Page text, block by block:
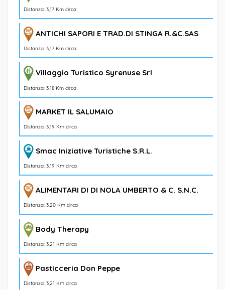
Distanza: 3,17 Km circa
ANTICHI SAPORI E TRAD.DI STINGA R.&C.SAS
Distanza: 3,17 Km circa
Villaggio Turistico Syrenuse Srl
Distanza: 3,18 Km circa
MARKET IL SALUMAIO
Distanza: 3,19 Km circa
Smac Iniziative Turistiche S.R.L.
Distanza: 3,19 Km circa
ALIMENTARI DI DI NOLA UMBERTO & C. S.N.C.
Distanza: 3,20 Km circa
Body Therapy
Distanza: 3,21 Km circa
Pasticceria Don Peppe
Distanza: 3,21 Km circa